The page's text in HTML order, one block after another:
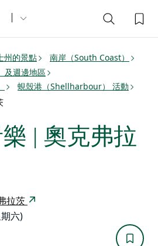
州的景點
南岸（South Coast）
及週邊地區
蜆殼港（Shellharbour） 活動
| 奧克弗拉
拉茨
六)